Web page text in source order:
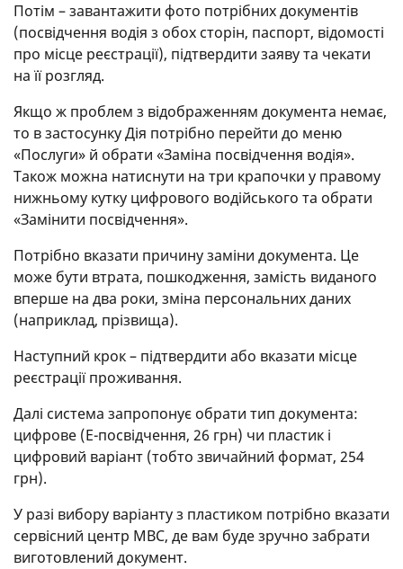
Потім – завантажити фото потрібних документів
(посвідчення водія з обох сторін, паспорт, відомості
про місце реєстрації), підтвердити заяву та чекати
на її розгляд.
Якщо ж проблем з відображенням документа немає,
то в застосунку Дія потрібно перейти до меню
«Послуги» й обрати «Заміна посвідчення водія».
Також можна натиснути на три крапочки у правому
нижньому кутку цифрового водійського та обрати
«Замінити посвідчення».
Потрібно вказати причину заміни документа. Це
може бути втрата, пошкодження, замість виданого
вперше на два роки, зміна персональних даних
(наприклад, прізвища).
Наступний крок – підтвердити або вказати місце
реєстрації проживання.
Далі система запропонує обрати тип документа:
цифрове (Е-посвідчення, 26 грн) чи пластик і
цифровий варіант (тобто звичайний формат, 254
грн).
У разі вибору варіанту з пластиком потрібно вказати
сервісний центр МВС, де вам буде зручно забрати
виготовлений документ.